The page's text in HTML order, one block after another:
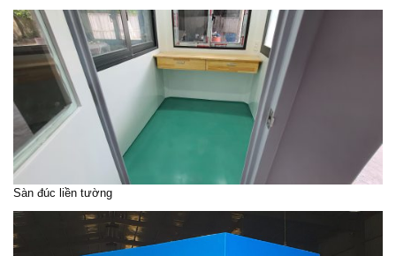
Sàn đúc liền tường